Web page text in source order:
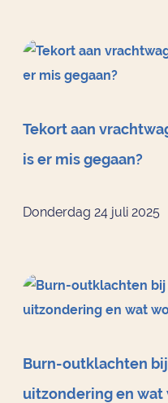
Tekort aan
is er mis gegaan?
Donderdag 24 juli 2025
Burn-outklachten
uitzondering en wat